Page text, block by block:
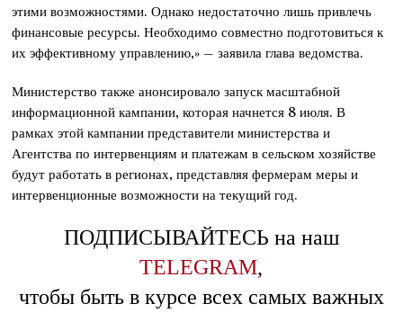
этими возможностями. Однако недостаточно лишь привлечь
финансовые ресурсы. Необходимо совместно подготовиться к
их эффективному управлению,» – заявила глава ведомства.
Министерство также анонсировало запуск масштабной
информационной кампании, которая начнется 8 июля. В
рамках этой кампании представители министерства и
Агентства по интервенциям и платежам в сельском хозяйстве
будут работать в регионах, представляя фермерам меры и
интервенционные возможности на текущий год.
ПОДПИСЫВАЙТЕСЬ на наш
TELEGRAM,
чтобы быть в курсе всех самых важных